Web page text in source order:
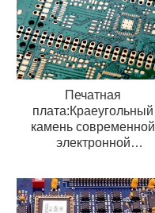
Печатная
плата:Краеугольный
камень современной
электронной